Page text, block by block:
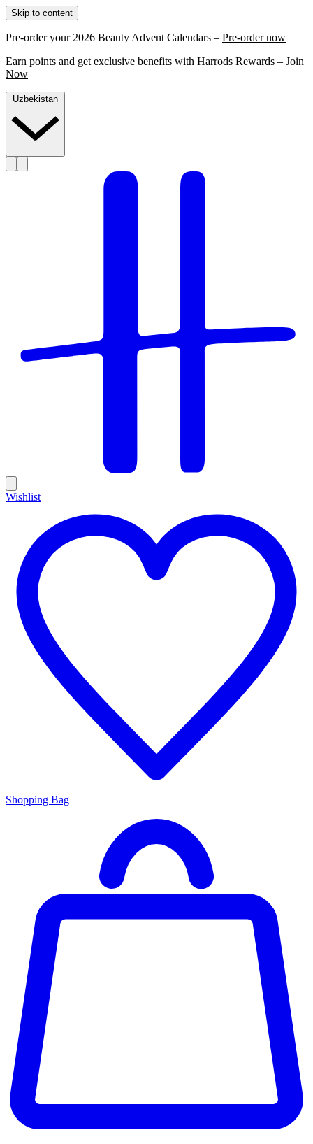
Skip to content
Pre-order your 2026 Beauty Advent Calendars – Pre-order now
Earn points and get exclusive benefits with Harrods Rewards – Join
Now
Wishlist
Shopping Bag